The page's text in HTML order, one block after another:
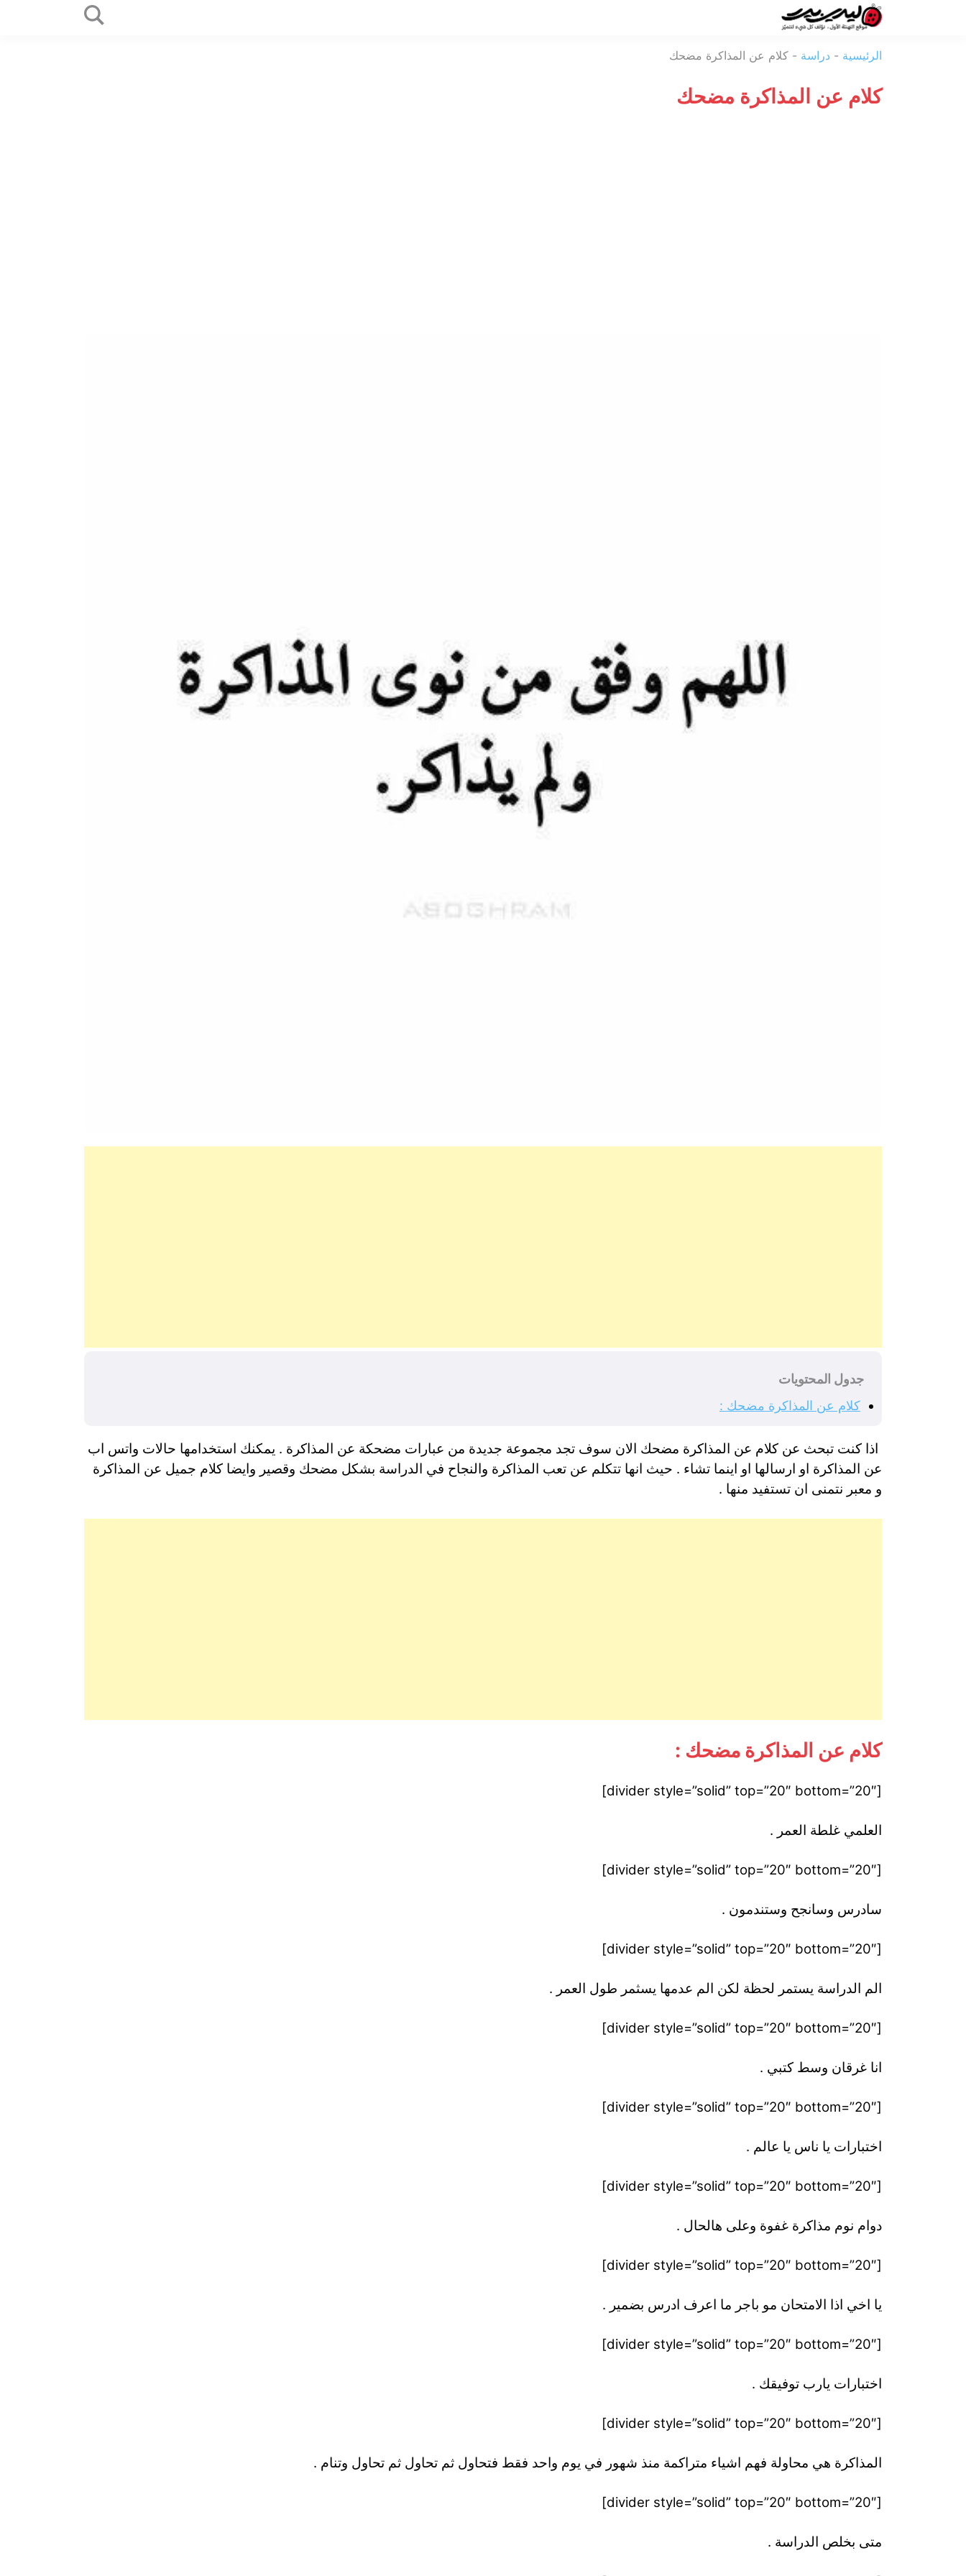
بيرد
الرئيسية - دراسة - كلام عن المذاكرة مضحك
كلام عن المذاكرة مضحك
جدول المحتويات
كلام عن المذاكرة مضحك :
اذا كنت تبحث عن كلام عن المذاكرة مضحك الان سوف تجد مجموعة جديدة من عبارات مضحكة عن المذاكرة . يمكنك استخدامها حالات واتس اب
عن المذاكرة او ارسالها او اينما تشاء . حيث انها تتكلم عن تعب المذاكرة والنجاح في الدراسة بشكل مضحك وقصير وايضا كلام جميل عن المذاكرة
و معبر نتمنى ان تستفيد منها .
كلام عن المذاكرة مضحك :
[divider style=”solid” top=”20″ bottom=”20″]
العلمي غلطة العمر .
[divider style=”solid” top=”20″ bottom=”20″]
سادرس وسانجح وستندمون .
[divider style=”solid” top=”20″ bottom=”20″]
الم الدراسة يستمر لحظة لكن الم عدمها يسثمر طول العمر .
[divider style=”solid” top=”20″ bottom=”20″]
انا غرقان وسط كتبي .
[divider style=”solid” top=”20″ bottom=”20″]
اختبارات يا ناس يا عالم .
[divider style=”solid” top=”20″ bottom=”20″]
دوام نوم مذاكرة غفوة وعلى هالحال .
[divider style=”solid” top=”20″ bottom=”20″]
يا اخي اذا الامتحان مو باجر ما اعرف ادرس بضمير .
[divider style=”solid” top=”20″ bottom=”20″]
اختبارات يارب توفيقك .
[divider style=”solid” top=”20″ bottom=”20″]
المذاكرة هي محاولة فهم اشياء متراكمة منذ شهور في يوم واحد فقط فتحاول ثم تحاول ثم تحاول وتنام .
[divider style=”solid” top=”20″ bottom=”20″]
متى بخلص الدراسة .